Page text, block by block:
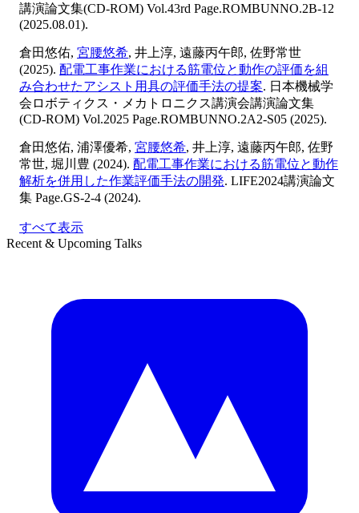
講演論文集(CD-ROM) Vol.43rd Page.ROMBUNNO.2B-12
(2025.08.01).
倉田悠佑, 宮腰悠希, 井上淳, 遠藤丙午郎, 佐野常世
(2025). 配電工事作業における筋電位と動作の評価を組
み合わせたアシスト用具の評価手法の提案. 日本機械学
会ロボティクス・メカトロニクス講演会講演論文集
(CD-ROM) Vol.2025 Page.ROMBUNNO.2A2-S05 (2025).
倉田悠佑, 浦澤優希, 宮腰悠希, 井上淳, 遠藤丙午郎, 佐野
常世, 堀川豊 (2024). 配電工事作業における筋電位と動作
解析を併用した作業評価手法の開発. LIFE2024講演論文
集 Page.GS-2-4 (2024).
すべて表示
Recent & Upcoming Talks